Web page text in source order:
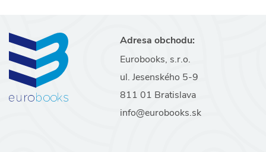
Adresa obchodu:
Eurobooks, s.r.o.
ul. Jesenského 5-9
811 01 Bratislava
info@eurobooks.sk